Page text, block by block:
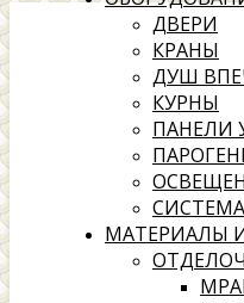
ДВЕРИ
КРАНЫ
ДУШ
КУРНЫ
ПАНЕЛИ
МАТЕРИАЛЫ